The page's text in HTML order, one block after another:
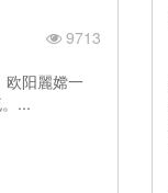
9713
欧阳麗嫦一
...